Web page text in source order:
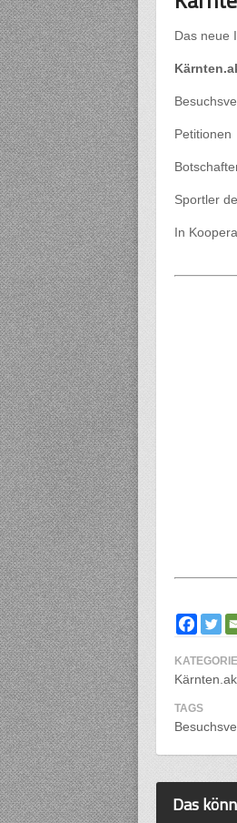
Das neue
Petitionen
Sportler
In
KATEGORIE
TAGS
Das